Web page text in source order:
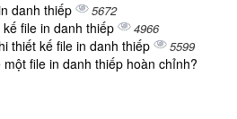
danh thiếp 5672
file in danh thiếp 4966
thiết kế file in danh thiếp 5599
file in danh thiếp hoàn chỉnh?